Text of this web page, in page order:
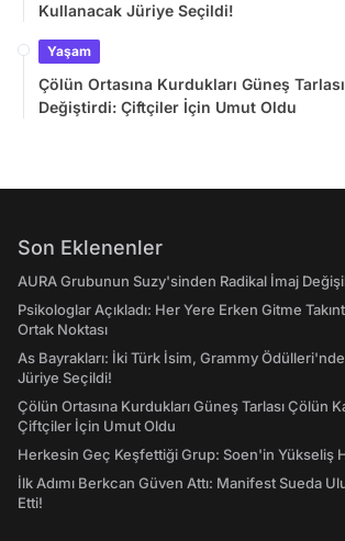
Kullanacak Jüriye Seçildi!
Yaşam
Çölün Ortasına Kurdukları Güneş
Değiştirdi: Çiftçiler İçin Umut Oldu
Son Eklenenler
AURA Grubunun Suzy'sinden Radikal İmaj
Psikologlar Açıkladı: Her Yere Erken Gitme
Ortak Noktası
As Bayrakları: İki Türk İsim, Grammy
Jüriye Seçildi!
Çölün Ortasına Kurdukları Güneş Tarlası Çölün
Çiftçiler İçin Umut Oldu
Herkesin Geç Keşfettiği Grup: Soen'in Yükseliş
İlk Adımı Berkcan Güven Attı: Manifest Sueda
Etti!